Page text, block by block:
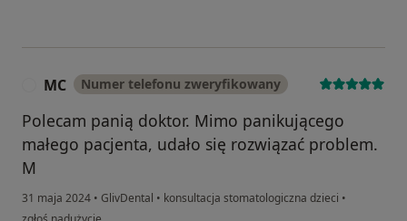
MC Numer telefonu zweryfikowany
Polecam panią doktor. Mimo panikującego
małego pacjenta, udało się rozwiązać problem.
M
31 maja 2024 • GlivDental • konsultacja stomatologiczna dzieci •
w opinii użytkownika MC